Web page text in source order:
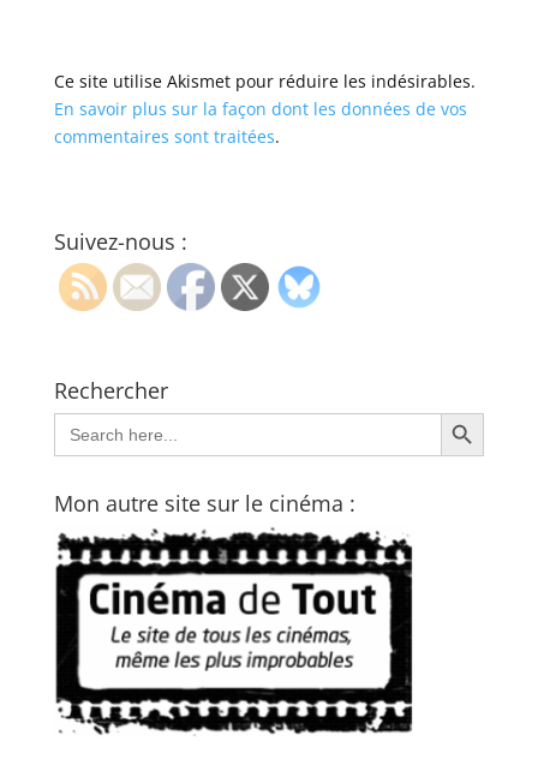
Ce site utilise Akismet pour réduire les indésirables.
En savoir plus sur la façon dont les données de vos
commentaires sont traitées.
Suivez-nous :
Rechercher
Search
for:
Search Button
Mon autre site sur le cinéma :